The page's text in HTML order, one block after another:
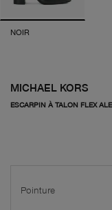
NOIR
MICHAEL KORS
ESCARPIN À TALON FLEX
Pointure